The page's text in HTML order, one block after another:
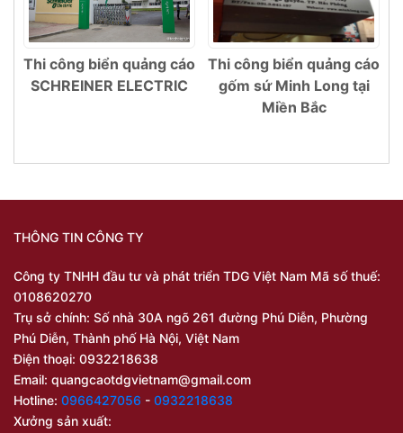
Thi công biển quảng cáo
SCHREINER ELECTRIC
Thi công biển quảng cáo
gốm sứ Minh Long tại
Miền Bắc
THÔNG TIN CÔNG TY
Công ty TNHH đầu tư và phát triển TDG Việt Nam Mã số thuế:
0108620270
Trụ sở chính: Số nhà 30A ngõ 261 đường Phú Diễn, Phường
Phú Diễn, Thành phố Hà Nội, Việt Nam
Điện thoại: 0932218638
Email: quangcaotdgvietnam@gmail.com
Hotline: 0966427056 - 0932218638
Xưởng sản xuất: